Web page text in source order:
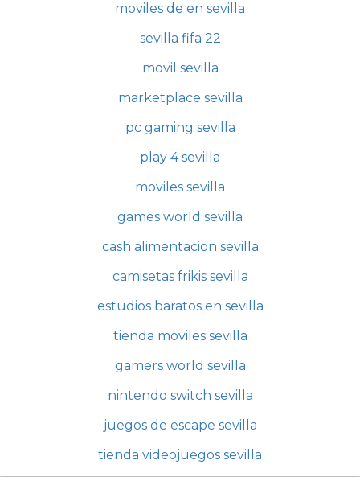
moviles de en sevilla
sevilla fifa 22
movil sevilla
marketplace sevilla
pc gaming sevilla
play 4 sevilla
moviles sevilla
games world sevilla
cash alimentacion sevilla
camisetas frikis sevilla
estudios baratos en sevilla
tienda moviles sevilla
gamers world sevilla
nintendo switch sevilla
juegos de escape sevilla
tienda videojuegos sevilla